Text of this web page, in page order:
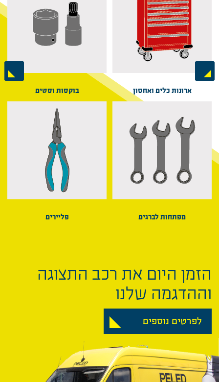
Previous
ארונות כלים ואחסון בוקסות וסטים
מפתחות לברגים פליירים
Next
הזמן היום את רכב התצוגה
וההדגמה שלנו
לפרטים נוספים